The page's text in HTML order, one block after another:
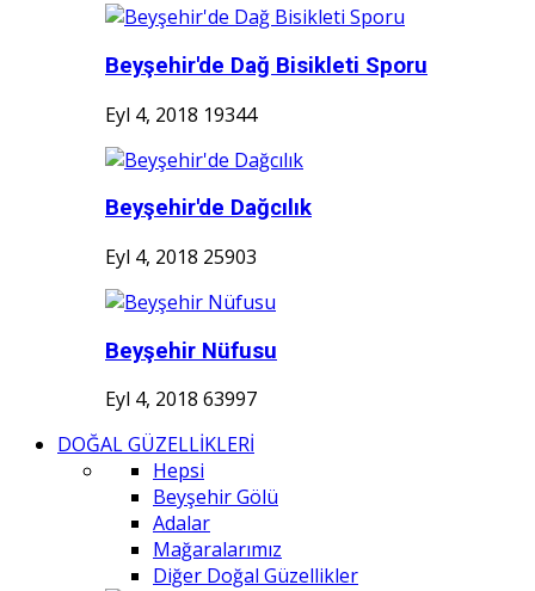
Beyşehir'de Dağ Bisikleti Sporu
Eyl 4, 2018 19344
Beyşehir'de Dağcılık
Eyl 4, 2018 25903
Beyşehir Nüfusu
Eyl 4, 2018 63997
DOĞAL GÜZELLİKLERİ
Hepsi
Beyşehir Gölü
Adalar
Mağaralarımız
Diğer Doğal Güzellikler